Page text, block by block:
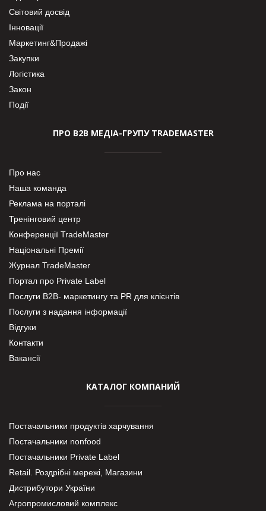
Світовий досвід
Інновації
Маркетинг&Продажі
Закупки
Логістика
Закон
Події
ПРО В2В МЕДІА-ГРУПУ TRADEMASTER
Про нас
Наша команда
Реклама на порталі
Тренінговий центр
Конференції TradeMaster
Національні Премії
Журнал TradeMaster
Портал про Private Label
Послуги В2В- маркетингу та PR для клієнтів
Послуги з надання інформації
Відгуки
Контакти
Вакансії
КАТАЛОГ КОМПАНИЙ
Постачальники продуктів харчування
Постачальники nonfood
Постачальники Private Label
Retail. Роздрібні мережі, Магазини
Дистрибутори України
Агропромисловий комплекс